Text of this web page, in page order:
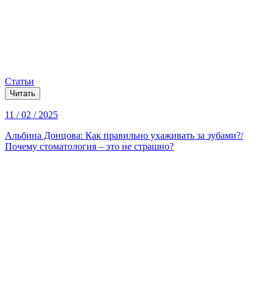
Статьи
Читать
11 / 02 / 2025
Альбина Донцова: Как правильно ухаживать за зубами?/
Почему стоматология – это не страшно?